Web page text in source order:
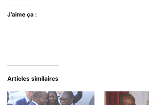
J’aime ça :
Articles similaires